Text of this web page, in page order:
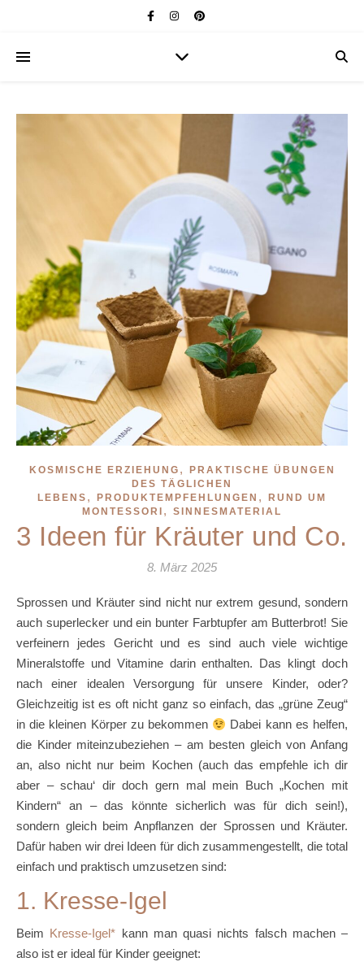
KOSMISCHE ERZIEHUNG ,
PRAKTISCHE ÜBUNGEN
DES TÄGLICHEN
LEBENS , PRODUKTEMPFEHLUNGEN ,
RUND UM
MONTESSORI , SINNESMATERIAL
3 Ideen für Kräuter und Co.
8. März 2025
Sprossen und Kräuter sind nicht nur extrem gesund, sondern
auch superlecker und ein bunter Farbtupfer am Butterbrot! Sie
verfeinern jedes Gericht und es sind auch viele wichtige
Mineralstoffe und Vitamine darin enthalten. Das klingt doch
nach einer idealen Versorgung für unsere Kinder, oder?
Gleichzeitig ist es oft nicht ganz so einfach, das „grüne Zeug“
in die kleinen Körper zu bekommen
Dabei kann es helfen,
die Kinder miteinzubeziehen – am besten gleich von Anfang
an, also nicht nur beim Kochen (auch das empfehle ich dir
aber – schau‘ dir doch gern mal mein Buch „Kochen mit
Kindern“ an – das könnte sicherlich was für dich sein!),
sondern gleich beim Anpflanzen der Sprossen und Kräuter.
Dafür haben wir drei Ideen für dich zusammengestellt, die total
einfach und praktisch umzusetzen sind:
1. Kresse-Igel
Beim Kresse-Igel
kann man quasi nichts falsch machen –
also ist er ideal für Kinder geeignet: